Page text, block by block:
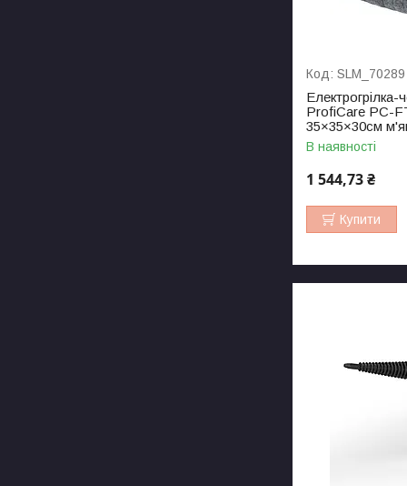
SLM_70289
Електрогрілка-
ProfiCare PC-
35×35×30см
В наявності
1 544,73 ₴
Купити